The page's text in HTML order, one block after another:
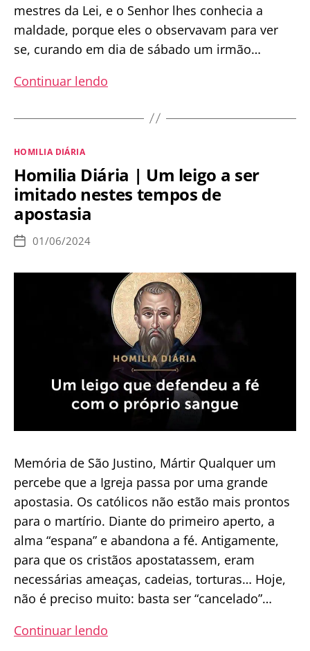
mestres da Lei, e o Senhor lhes conhecia a
maldade, porque eles o observavam para ver
se, curando em dia de sábado um irmão…
Continuar lendo
|
da
mão
secura
do
nosso
coração
Categorias
HOMILIA DIÁRIA
Homilia Diária | Um leigo a ser
imitado nestes tempos de
apostasia
Data
publicação
01/06/2024
Memória de São Justino, Mártir Qualquer um
percebe que a Igreja passa por uma grande
apostasia. Os católicos não estão mais prontos
para o martírio. Diante do primeiro aperto, a
alma “espana” e abandona a fé. Antigamente,
para que os cristãos apostatassem, eram
necessárias ameaças, cadeias, torturas… Hoje,
não é preciso muito: basta ser “cancelado”…
Continuar lendo